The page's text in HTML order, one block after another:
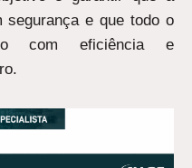
segurança e que todo o
com eficiência e